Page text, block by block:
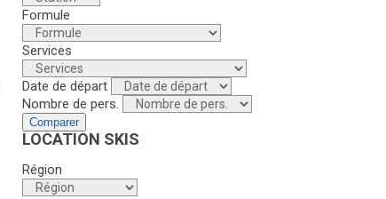
Formule
Services
Date de départ
Nombre de pers.
Comparer
LOCATION SKIS
Région